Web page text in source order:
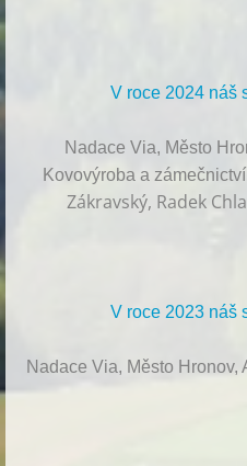
V roce 2024 náš
Nadace Via, Město
Kovovýroba a
Zákravský, Radek
V roce 2023 náš
Nadace Via, Město Hronov,